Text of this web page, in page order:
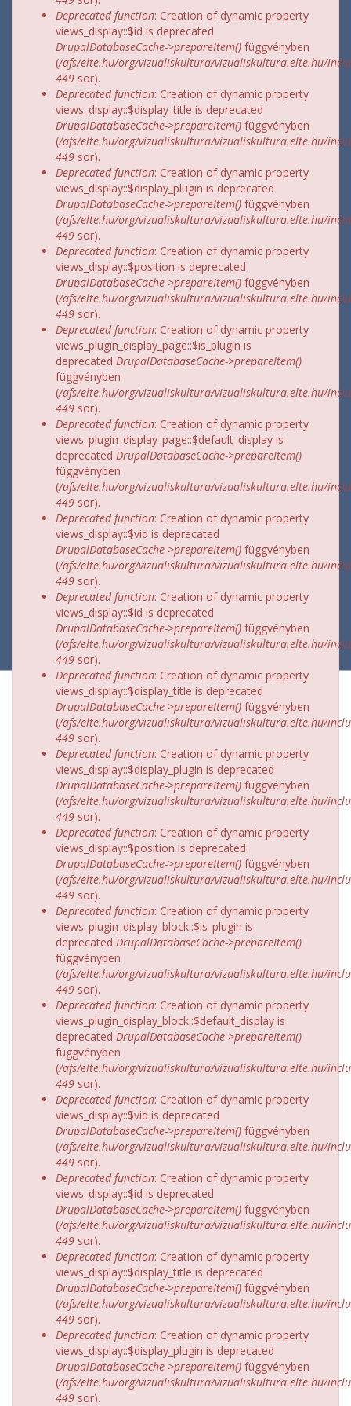
Deprecated function: Creation of dynamic property
views_display::$id is deprecated
DrupalDatabaseCache->prepareItem() függvényben
(/afs/elte.hu/org/vizualiskultura/vizualiskultura.elte.hu/
449 sor).
Deprecated function: Creation of dynamic property
views_display::$display_title is deprecated
DrupalDatabaseCache->prepareItem() függvényben
(/afs/elte.hu/org/vizualiskultura/vizualiskultura.elte.hu/
449 sor).
Deprecated function: Creation of dynamic property
views_display::$display_plugin is deprecated
DrupalDatabaseCache->prepareItem() függvényben
(/afs/elte.hu/org/vizualiskultura/vizualiskultura.elte.hu/
449 sor).
Deprecated function: Creation of dynamic property
views_display::$position is deprecated
DrupalDatabaseCache->prepareItem() függvényben
(/afs/elte.hu/org/vizualiskultura/vizualiskultura.elte.hu/
449 sor).
Deprecated function: Creation of dynamic property
views_plugin_display_page::$is_plugin is
deprecated DrupalDatabaseCache->prepareItem()
függvényben
(/afs/elte.hu/org/vizualiskultura/vizualiskultura.elte.hu/
449 sor).
Deprecated function: Creation of dynamic property
views_plugin_display_page::$default_display is
deprecated DrupalDatabaseCache->prepareItem()
függvényben
(/afs/elte.hu/org/vizualiskultura/vizualiskultura.elte.hu/
449 sor).
Deprecated function: Creation of dynamic property
views_display::$vid is deprecated
DrupalDatabaseCache->prepareItem() függvényben
(/afs/elte.hu/org/vizualiskultura/vizualiskultura.elte.hu/
449 sor).
Deprecated function: Creation of dynamic property
views_display::$id is deprecated
DrupalDatabaseCache->prepareItem() függvényben
(/afs/elte.hu/org/vizualiskultura/vizualiskultura.elte.hu/
449 sor).
Deprecated function: Creation of dynamic property
views_display::$display_title is deprecated
DrupalDatabaseCache->prepareItem() függvényben
(/afs/elte.hu/org/vizualiskultura/vizualiskultura.elte.hu/
449 sor).
Deprecated function: Creation of dynamic property
views_display::$display_plugin is deprecated
DrupalDatabaseCache->prepareItem() függvényben
(/afs/elte.hu/org/vizualiskultura/vizualiskultura.elte.hu/
449 sor).
Deprecated function: Creation of dynamic property
views_display::$position is deprecated
DrupalDatabaseCache->prepareItem() függvényben
(/afs/elte.hu/org/vizualiskultura/vizualiskultura.elte.hu/
449 sor).
Deprecated function: Creation of dynamic property
views_plugin_display_block::$is_plugin is
deprecated DrupalDatabaseCache->prepareItem()
függvényben
(/afs/elte.hu/org/vizualiskultura/vizualiskultura.elte.hu/
449 sor).
Deprecated function: Creation of dynamic property
views_plugin_display_block::$default_display is
deprecated DrupalDatabaseCache->prepareItem()
függvényben
(/afs/elte.hu/org/vizualiskultura/vizualiskultura.elte.hu/
449 sor).
Deprecated function: Creation of dynamic property
views_display::$vid is deprecated
DrupalDatabaseCache->prepareItem() függvényben
(/afs/elte.hu/org/vizualiskultura/vizualiskultura.elte.hu/
449 sor).
Deprecated function: Creation of dynamic property
views_display::$id is deprecated
DrupalDatabaseCache->prepareItem() függvényben
(/afs/elte.hu/org/vizualiskultura/vizualiskultura.elte.hu/
449 sor).
Deprecated function: Creation of dynamic property
views_display::$display_title is deprecated
DrupalDatabaseCache->prepareItem() függvényben
(/afs/elte.hu/org/vizualiskultura/vizualiskultura.elte.hu/
449 sor).
Deprecated function: Creation of dynamic property
views_display::$display_plugin is deprecated
DrupalDatabaseCache->prepareItem() függvényben
(/afs/elte.hu/org/vizualiskultura/vizualiskultura.elte.hu/
449 sor).